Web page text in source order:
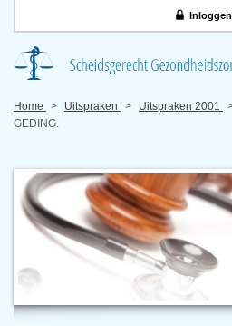
Inloggen
Home Uitspraken Uitspraken 2001
GEDING.